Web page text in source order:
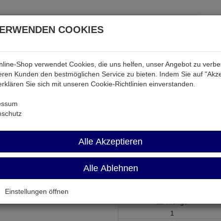
& Akkus Audio & Video Strom Tab &
79L12-SMD
1
COOKIES
Shop verwendet Cookies, die uns helfen, unser Angebot zu
Kunden den bestmöglichen Service zu bieten. Indem Sie auf
Sie sich mit unseren Cookie-Richtlinien einverstanden.
Alle Akzeptieren
Alle Ablehnen
Einstellungen öffnen